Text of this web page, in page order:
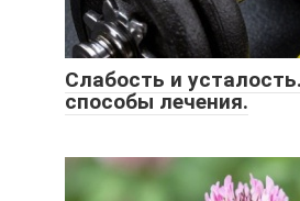
Слабость и
способы лечения.